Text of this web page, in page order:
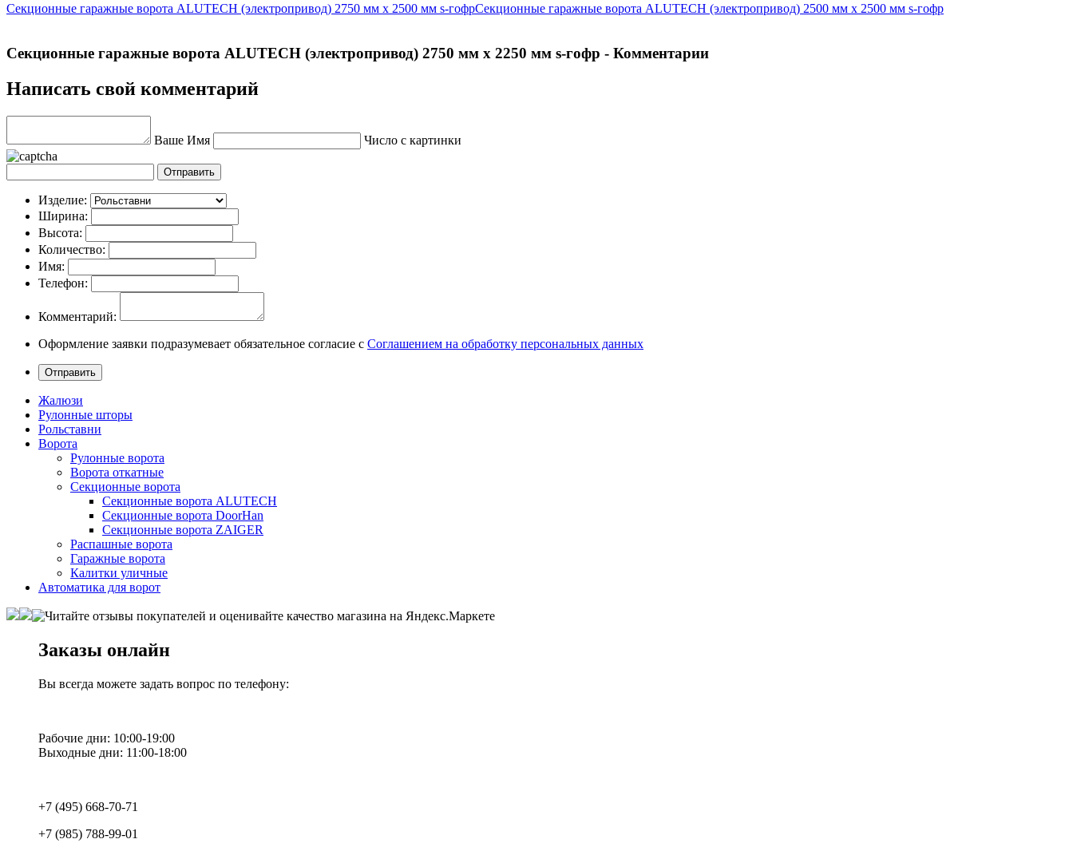
Секционные гаражные ворота ALUTECH (электропривод) 2750 мм х 2500 мм s-гофрСекционные гаражные ворота ALUTECH (электропривод) 2500 мм х 2500 мм s-гофр
Секционные гаражные ворота ALUTECH (электропривод) 2750 мм х 2250 мм s-гофр - Комментарии
Написать свой комментарий
Ваше Имя Число с картинки
Изделие:
Ширина:
Высота:
Количество:
Имя:
Телефон:
Комментарий:
Оформление заявки подразумевает обязательное согласие с Соглашением на обработку персональных данных
Жалюзи
Рулонные шторы
Рольставни
Ворота
Рулонные ворота
Ворота откатные
Секционные ворота
Секционные ворота ALUTECH
Секционные ворота DoorHan
Секционные ворота ZAIGER
Распашные ворота
Гаражные ворота
Калитки уличные
Автоматика для ворот
Заказы онлайн
Вы всегда можете задать вопрос по телефону:
Рабочие дни: 10:00-19:00
Выходные дни: 11:00-18:00
+7 (495) 668-70-71
+7 (985) 788-99-01